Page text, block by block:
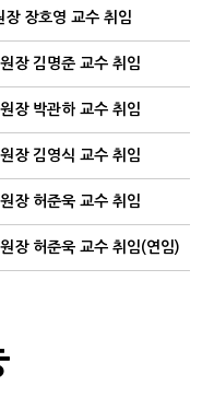
장 장호영 교수 취임
장 김명준 교수 취임
장 박관하 교수 취임
장 김영식 교수 취임
장 허준욱 교수 취임
장 허준욱 교수 취임(연임)